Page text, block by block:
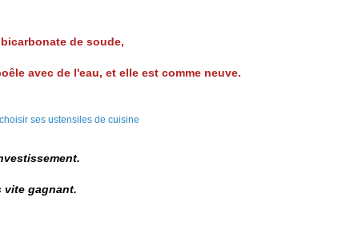
de soude,
avec de l'eau, et elle est comme neuve.
vite gagnant.